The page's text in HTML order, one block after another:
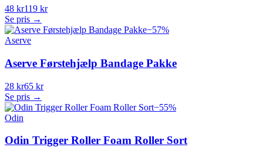
48 kr119 kr
Se pris →
−57%
Aserve
Aserve Førstehjælp Bandage Pakke
28 kr65 kr
Se pris →
−55%
Odin
Odin Trigger Roller Foam Roller Sort